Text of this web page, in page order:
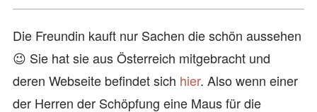
Die Freundin kauft nur Sachen die schön aussehen
😉 Sie hat sie aus Österreich mitgebracht und
deren Webseite befindet sich hier. Also wenn einer
der Herren der Schöpfung eine Maus für die